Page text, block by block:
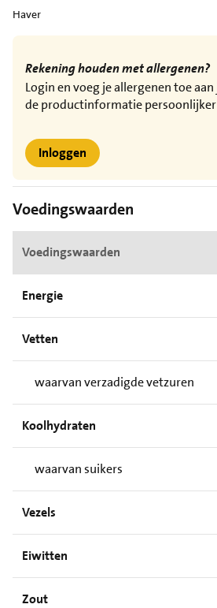
Haver
Rekening houden met allergenen?
Login en voeg je allergenen toe
de productinformatie
Inloggen
Voedingswaarden
Voedingswaarden
Energie
Vetten
waarvan verzadigde vetzuren
Koolhydraten
waarvan suikers
Vezels
Eiwitten
Zout